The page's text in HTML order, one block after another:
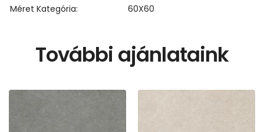
Méret Kategória
60X60
További ajánlataink